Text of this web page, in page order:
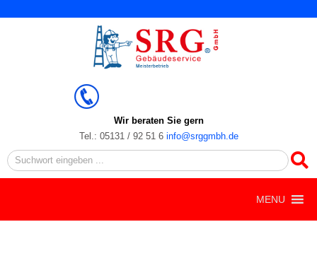
Wir beraten Sie gern
Tel.: 05131 / 92 51 6 info@srggmbh.de
Search
MENU